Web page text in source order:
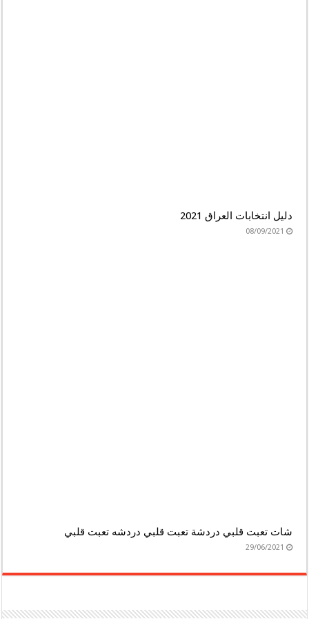
دليل انتخابات العراق 2021
08/09/2021
شات تعبت قلبي دردشة تعبت قلبي دردشه تعبت قلبي
29/06/2021